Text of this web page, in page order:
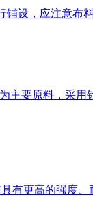
设，应注意布
主要原料，采
有更高的强度